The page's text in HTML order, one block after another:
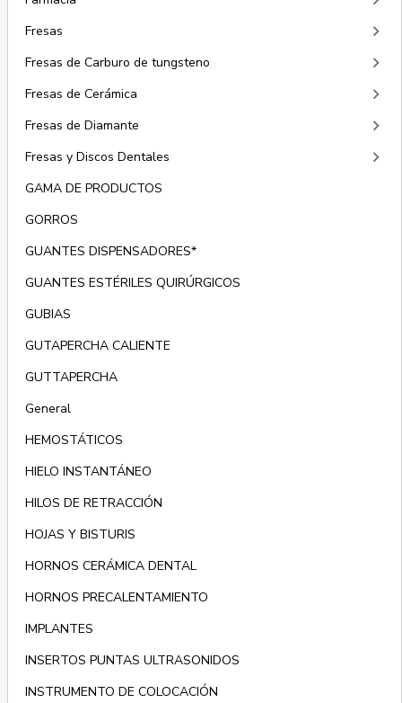
Fresas keyboard_arrow_right
Fresas de Carburo de tungsteno keyboard_arrow_right
Fresas de Cerámica keyboard_arrow_right
Fresas de Diamante keyboard_arrow_right
Fresas y Discos Dentales keyboard_arrow_right
GAMA DE PRODUCTOS
GORROS
GUANTES DISPENSADORES*
GUANTES ESTÉRILES QUIRÚRGICOS
GUBIAS
GUTAPERCHA CALIENTE
GUTTAPERCHA
General
HEMOSTÁTICOS
HIELO INSTANTÁNEO
HILOS DE RETRACCIÓN
HOJAS Y BISTURIS
HORNOS CERÁMICA DENTAL
HORNOS PRECALENTAMIENTO
IMPLANTES
INSERTOS PUNTAS ULTRASONIDOS
INSTRUMENTO DE COLOCACIÓN